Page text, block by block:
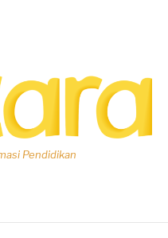
Pendidikan